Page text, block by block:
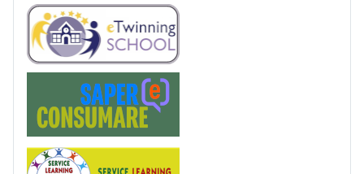
eTwinning
Service Learning